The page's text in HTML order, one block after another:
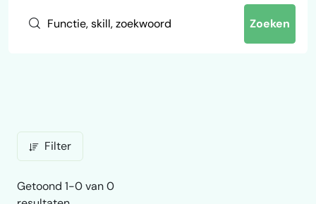
Zoeken
Filter
Getoond 1-0 van 0